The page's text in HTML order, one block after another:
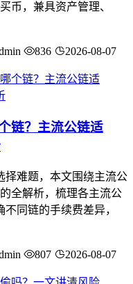
币，兼具资产管理、
836 2026-08-07
链？主流公链适
择难题，本文围绕主流公
全解析，梳理各主流公
同链的手续费差异，
807 2026-08-07